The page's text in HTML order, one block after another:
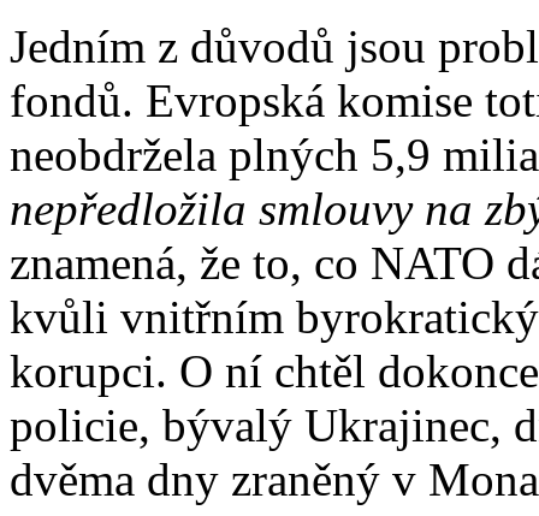
Jedním z důvodů jsou
fondů. Evropská komise
neobdržela plných 5,9
nepředložila smlouvy na
znamená, že to, co NATO
kvůli vnitřním
korupci. O ní chtěl
policie, bývalý Ukrajinec,
dvěma dny zraněný v